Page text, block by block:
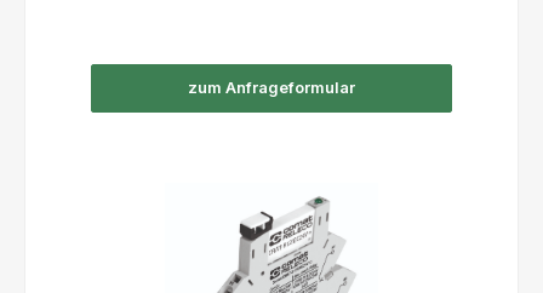
zum Anfrageformular